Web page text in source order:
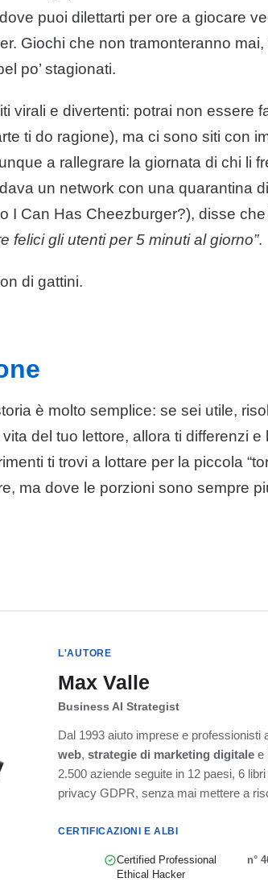
puoi dilettarti per ore a giocare
Giochi che non tramonteranno
po’ stagionati.
virali e divertenti: potrai non essere
ti do ragione), ma ci sono siti con
a rallegrare la giornata di chi li
un network con una quarantina
I Can Has Cheezburger?), disse
felici gli utenti per 5 minuti al giorno”.
di gattini.
è molto semplice: se sei utile,
del tuo lettore, allora ti differenzi
ti trovi a lottare per la piccola
ma dove le porzioni sono sempre
L'AUTORE
Max Valle
Business AI Strategist
Dal 1993 aiuto imprese e professionisti
web, strategie di marketing digitale e
2.500 aziende seguite in 12 paesi, 6
privacy GDPR, senza mai mettere a
CERTIFICAZIONI E ALBI
Certified Professional
Ethical Hacker
n°